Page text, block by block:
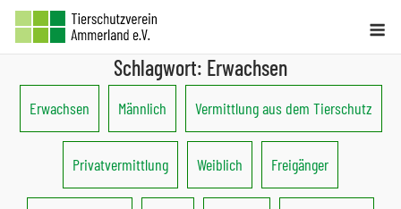
Skip
Schlagwort: Erwachsen
Erwachsen Männlich Vermittlung aus dem Tierschutz
Privatvermittlung Weiblich Freigänger